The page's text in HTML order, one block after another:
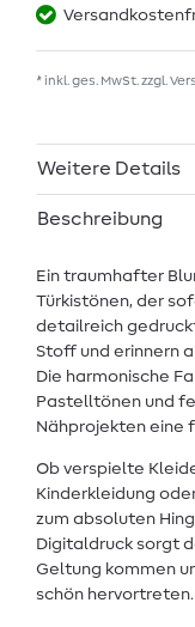
* inkl. ges. MwSt. zzgl.
Weitere Details
Beschreibung
Ein traumhafter
Türkistönen, der
detailreich
Stoff und erinnern
Die harmonische
Pastelltönen und
Nähprojekten eine
Ob verspielte
Kinderkleidung
zum absoluten
Digitaldruck sorgt
Geltung kommen
schön hervortreten.